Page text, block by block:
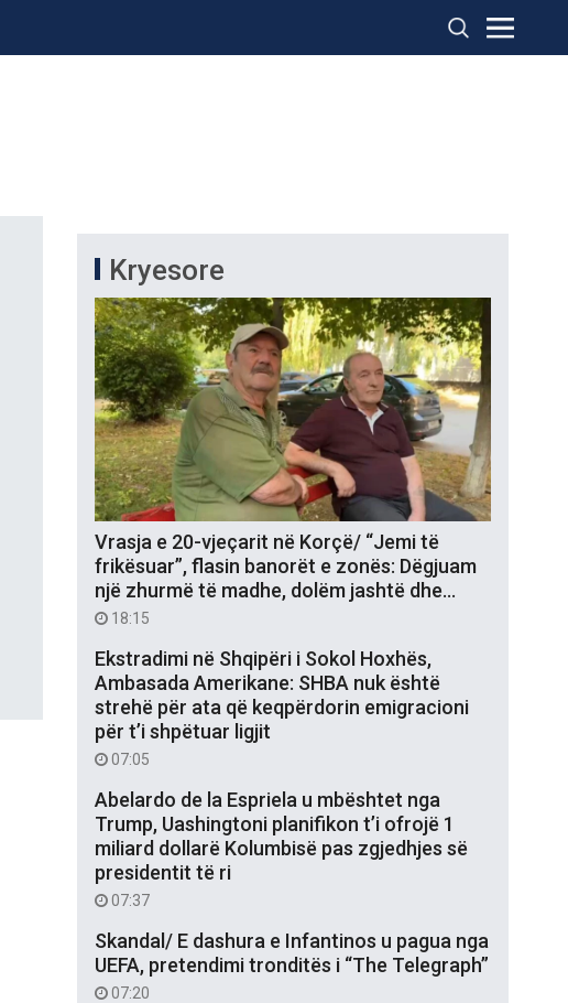
Kryesore
Vrasja e 20-vjeçarit në Korçë/ “Jemi të
frikësuar”, flasin banorët e zonës: Dëgjuam
një zhurmë të madhe, dolëm jashtë dhe…
18:15
Ekstradimi në Shqipëri i Sokol Hoxhës,
Ambasada Amerikane: SHBA nuk është
strehë për ata që keqpërdorin emigracioni
për t’i shpëtuar ligjit
07:05
Abelardo de la Espriela u mbështet nga
Trump, Uashingtoni planifikon t’i ofrojë 1
miliard dollarë Kolumbisë pas zgjedhjes së
presidentit të ri
07:37
Skandal/ E dashura e Infantinos u pagua nga
UEFA, pretendimi tronditës i “The Telegraph”
07:20